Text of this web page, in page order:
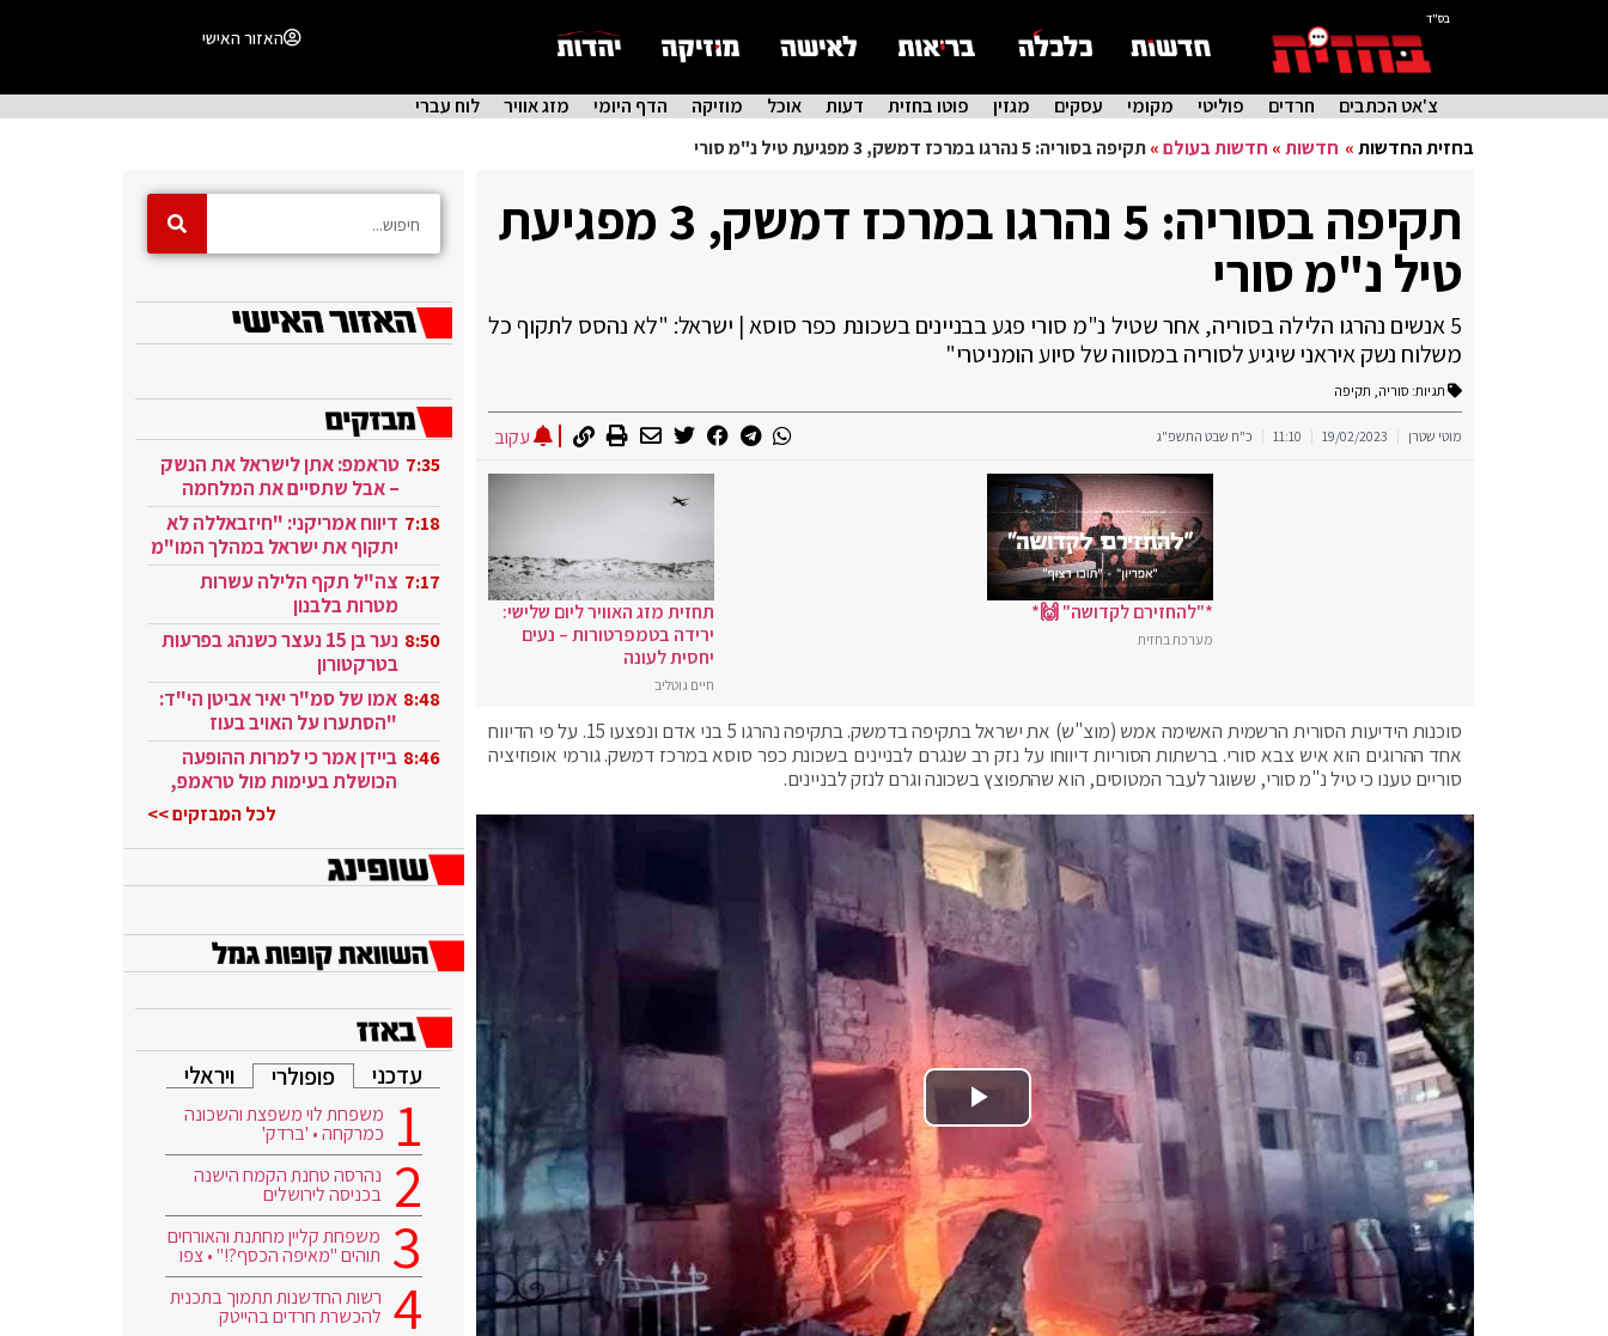
בס"ד
האזור האישי
צ'אט הכתבים חרדים פוליטי מקומי עסקים מגזין פוטו בחזית דעות אוכל מוזיקה הדף היומי מזג אוויר
לוח עברי
בחזית החדשות» חדשות» חדשות בעולם»תקיפה בסוריה: 5 נהרגו במרכז דמשק, 3 מפגיעת טיל נ"מ סורי
תקיפה בסוריה: 5 נהרגו במרכז דמשק, 3 מפגיעת
טיל נ"מ סורי
5 אנשים נהרגו הלילה בסוריה, אחר שטיל נ"מ סורי פגע בבניינים בשכונת כפר סוסא | ישראל: "לא נהסס לתקוף כל
משלוח נשק איראני שיגיע לסוריה במסווה של סיוע הומניטרי"
תגיות: סוריה, תקיפה
מוטי שטרן 19/02/2023
11:10 כ"ח שבט התשפ"ג עקוב
*"להחזירם לקדושה" 🙌*
מערכת בחזית
תחזית מזג האוויר ליום שלישי:
ירידה בטמפרטורות – נעים
יחסית לעונה
חיים גוטליב
סוכנות הידיעות הסורית הרשמית האשימה אמש (מוצ"ש) את ישראל בתקיפה בדמשק. בתקיפה נהרגו 5 בני אדם ונפצעו 15. על פי הדיווח
אחד ההרוגים הוא איש צבא סורי. ברשתות הסוריות דיווחו על נזק רב שנגרם לבניינים בשכונת כפר סוסא במרכז דמשק. גורמי אופוזיציה
סוריים טענו כי טיל נ"מ סורי, ששוגר לעבר המטוסים, הוא שהתפוצץ בשכונה וגרם לנזק לבניינים.
Play Video
7:35 טראמפ: אתן לישראל את הנשק
– אבל שתסיים את המלחמה
בעזה 7:18 דיווח אמריקני: "חיזבאללה לא
יתקוף את ישראל במהלך המו"מ
בקטאר" 7:17 צה"ל תקף הלילה עשרות
מטרות בלבנון
8:50
נער בן 15 נעצר כשנהג בפרעות
בטרקטורון
8:48 אמו של סמ"ר יאיר אביטן הי"ד:
"הסתערו על האויב בעוז
ובגבורה" 8:46 ביידן אמר כי למרות ההופעה
הכושלת בעימות מול טראמפ,
לכל המבזקים >>
עדכני פופולרי ויראלי
משפחת לוי משפצת והשכונה
כמרקחה • 'ברדק'
נהרסה טחנת הקמח הישנה
בכניסה לירושלים
משפחת קליין מחתנת והאורחים
תוהים "מאיפה הכסף?!" • צפו
רשות החדשנות תתמוך בתכנית
להכשרת חרדים בהייטק